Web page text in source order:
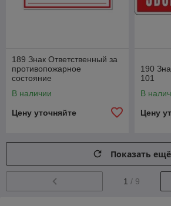
189 Знак Ответственный за
противопожарное
состояние
В наличии
Цену уточняйте
190
101
В
Цену
Показать ещё
1 / 9